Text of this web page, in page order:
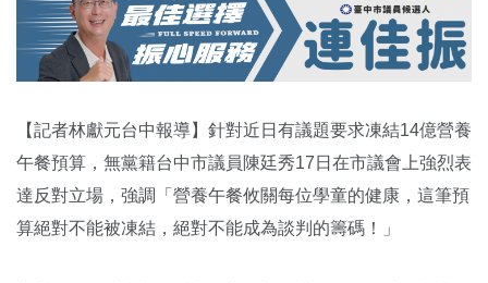
【記者林獻元台中報導】針對近日有議題要求凍結14億營養
午餐預算，無黨籍台中市議員陳廷秀17日在市議會上強烈表
達反對立場，強調「營養午餐攸關每位學童的健康，這筆預
算絕對不能被凍結，絕對不能成為談判的籌碼！」